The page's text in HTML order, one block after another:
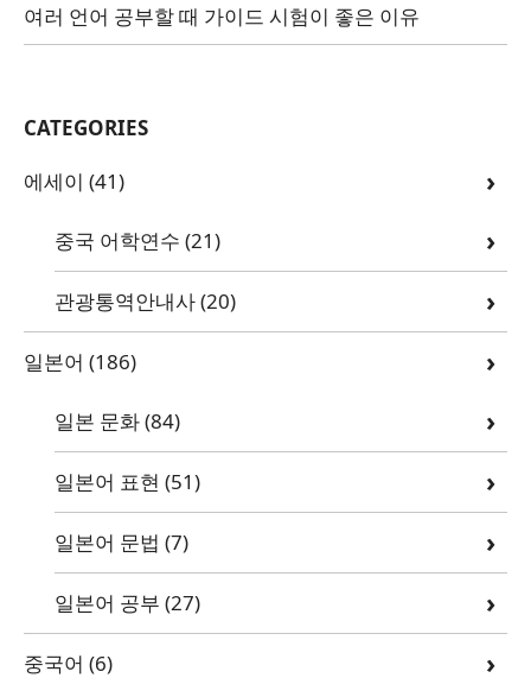
여러 언어 공부할 때 가이드 시험이 좋은 이유
CATEGORIES
에세이 (41)
중국 어학연수 (21)
관광통역안내사(20)
일본어 (186)
일본 문화(84)
일본어 표현 (51)
일본어 문법 (7)
일본어 공부 (27)
중국어 (6)